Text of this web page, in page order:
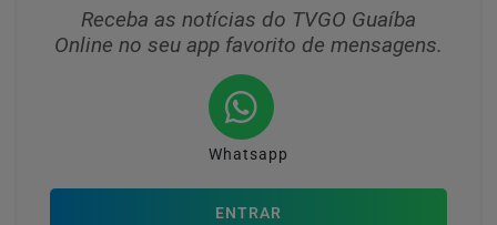
Receba as notícias do TVGO Guaíba
Online no seu app favorito de mensagens.
Whatsapp
ENTRAR